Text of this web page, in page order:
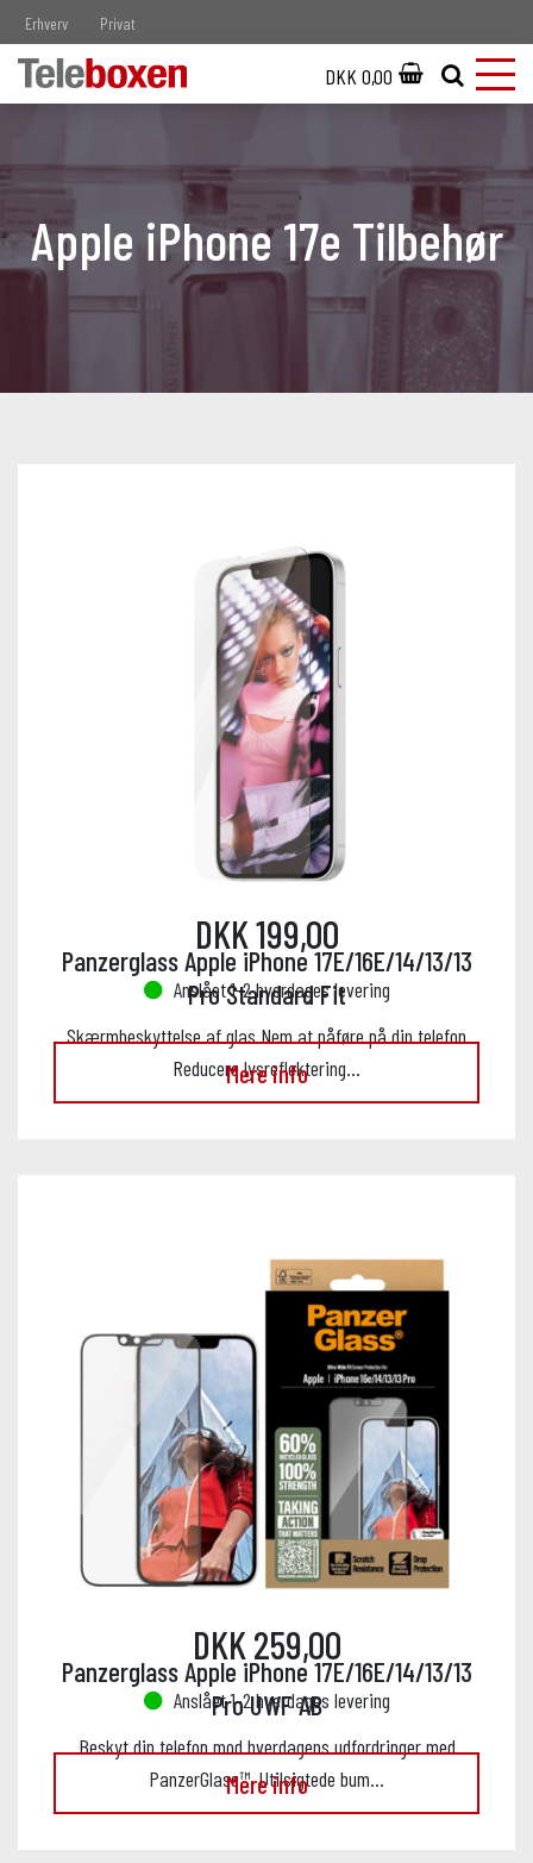
Erhverv Privat
DKK 0,00
Apple iPhone 17e Tilbehør
Panzerglass Apple iPhone 17E/16E/14/13/13
Pro Standard Fit
Skærmbeskyttelse af glas Nem at påføre på din telefon
Reducere lysreflektering…
DKK 199,00
Anslået 1-2 hverdages levering
Mere info
Panzerglass Apple iPhone 17E/16E/14/13/13
Pro UWF AB
Beskyt din telefon mod hverdagens udfordringer med
PanzerGlass™. Utilsigtede bum…
DKK 259,00
Anslået 1-2 hverdages levering
Mere info